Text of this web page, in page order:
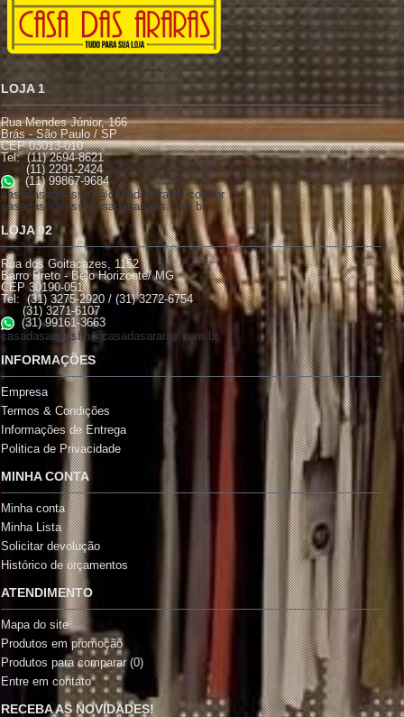
LOJA 1
Rua Mendes Júnior, 166
Brás - São Paulo / SP
CEP 03013-010
Tel: (11) 2694-8621
(11) 2291-2424
(11) 99867-9684
casadasararassp1@casadasararas.com.br
casadasararas@casadasararas.com.br
LOJA 02
Rua dos Goitacazes, 1152
Barro Preto - Belo Horizonte/ MG
CEP 30190-051
Tel: (31) 3275-2920 / (31) 3272-6754
(31) 3271-6107
(31) 99161-3663
casadasararasbh@casadasararas.com.br
INFORMAÇÕES
Empresa
Termos & Condições
Informações de Entrega
Politica de Privacidade
MINHA CONTA
Minha conta
Minha Lista
Solicitar devolução
Histórico de orçamentos
ATENDIMENTO
Mapa do site
Produtos em promoção
Produtos para comparar (0)
Entre em contato
RECEBA AS NOVIDADES!